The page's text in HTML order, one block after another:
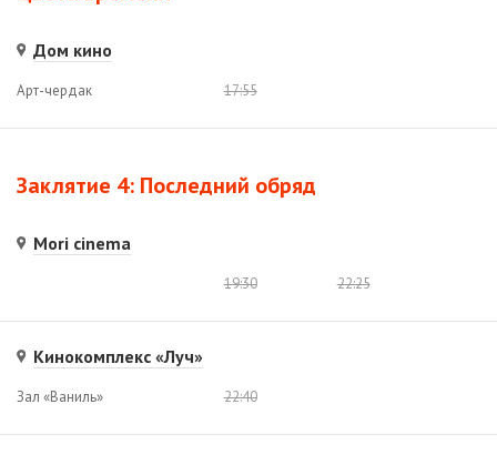
Дом кино
Арт-чердак 17:55
Заклятие 4: Последний обряд
Mori cinema
19:30 22:25
Кинокомплекс «Луч»
Зал «Ваниль» 22:40